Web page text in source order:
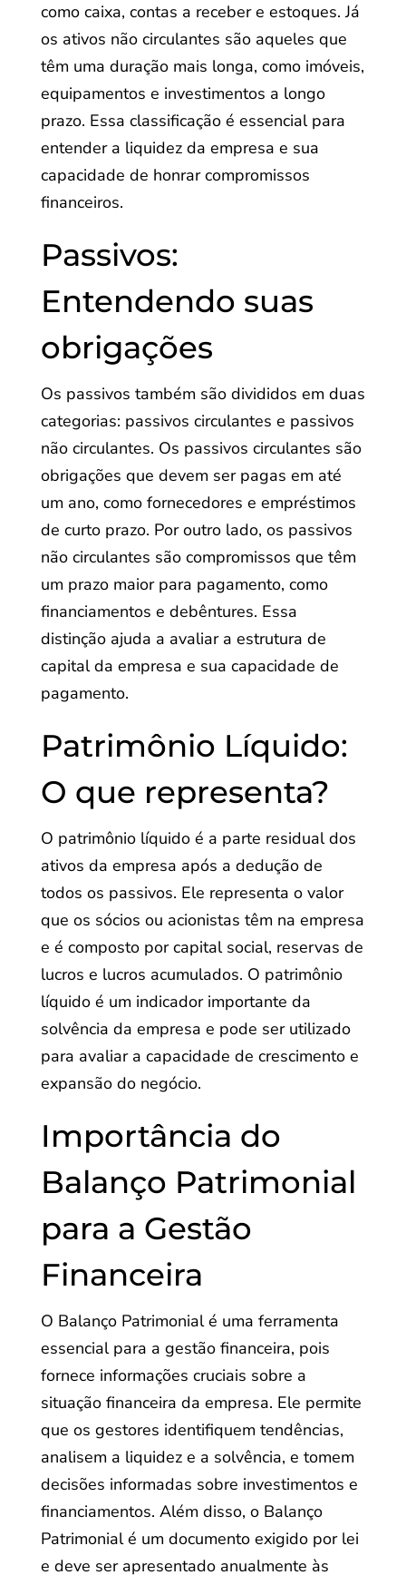
como caixa, contas a receber e estoques. Já
os ativos não circulantes são aqueles que
têm uma duração mais longa, como imóveis,
equipamentos e investimentos a longo
prazo. Essa classificação é essencial para
entender a liquidez da empresa e sua
capacidade de honrar compromissos
financeiros.
Passivos:
Entendendo suas
obrigações
Os passivos também são divididos em duas
categorias: passivos circulantes e passivos
não circulantes. Os passivos circulantes são
obrigações que devem ser pagas em até
um ano, como fornecedores e empréstimos
de curto prazo. Por outro lado, os passivos
não circulantes são compromissos que têm
um prazo maior para pagamento, como
financiamentos e debêntures. Essa
distinção ajuda a avaliar a estrutura de
capital da empresa e sua capacidade de
pagamento.
Patrimônio Líquido:
O que representa?
O patrimônio líquido é a parte residual dos
ativos da empresa após a dedução de
todos os passivos. Ele representa o valor
que os sócios ou acionistas têm na empresa
e é composto por capital social, reservas de
lucros e lucros acumulados. O patrimônio
líquido é um indicador importante da
solvência da empresa e pode ser utilizado
para avaliar a capacidade de crescimento e
expansão do negócio.
Importância do
Balanço Patrimonial
para a Gestão
Financeira
O Balanço Patrimonial é uma ferramenta
essencial para a gestão financeira, pois
fornece informações cruciais sobre a
situação financeira da empresa. Ele permite
que os gestores identifiquem tendências,
analisem a liquidez e a solvência, e tomem
decisões informadas sobre investimentos e
financiamentos. Além disso, o Balanço
Patrimonial é um documento exigido por lei
e deve ser apresentado anualmente às